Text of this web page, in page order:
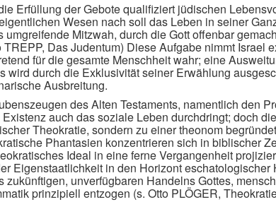
Erfüllung der Gebote qualifiziert jüdischen
Wesen nach soll das Leben in seiner
umgreifende Mitzwah, durch die Gott offenbar
TREPP, Das Judentum) Diese Aufgabe nimmt Israel
für die gesamte Menschheit wahr; eine
wird durch die Exklusivität seiner Erwählung
Ausbreitung.
des Alten Testaments, namentlich den
auch das soziale Leben durchdringt; doch
Theokratie, sondern zu einer theonom
Phantasien konzentrieren sich in biblischer
Ideal in eine ferne Vergangenheit
Eigenstaatlichkeit in den Horizont eschatologischer
zukünftigen, unverfügbaren Handelns Gottes,
prinzipiell entzogen (s. Otto PLÖGER,